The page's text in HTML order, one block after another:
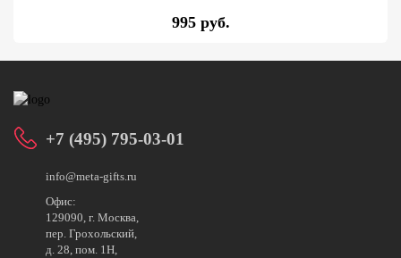
995 руб.
+7 (495) 795-03-01
info@meta-gifts.ru
Офис:
129090, г. Москва,
пер. Грохольский,
д. 28, пом. 1Н,